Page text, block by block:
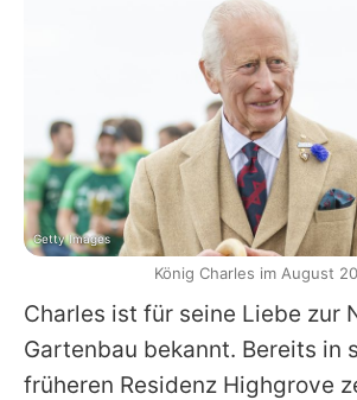
Charles ist für seine Liebe zur
Gartenbau bekannt. Bereits in
früheren Residenz Highgrove
Getty Images
König Charles im August